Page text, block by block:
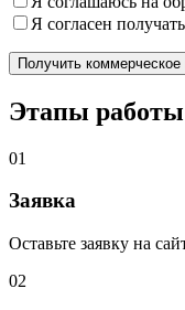
Я согласен
Этапы работы
01
Заявка
Оставьте заявку на
02